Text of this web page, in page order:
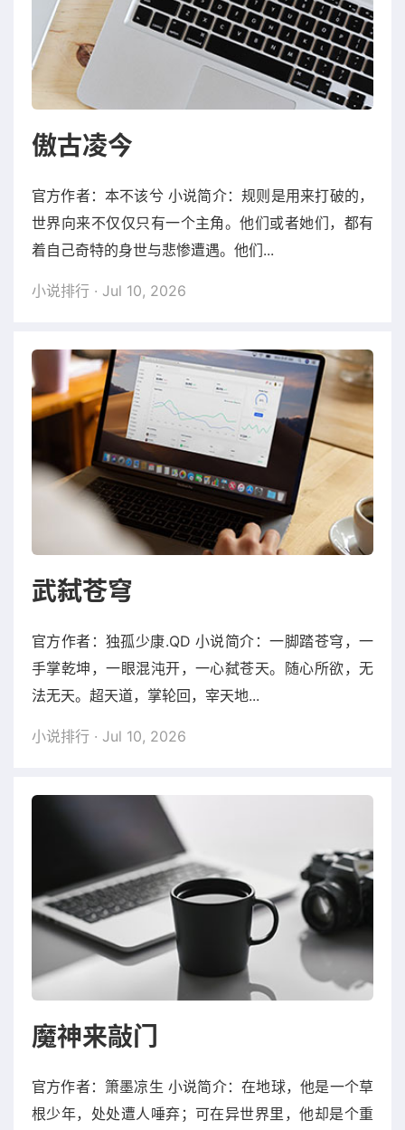
傲古凌今
官方作者：本不该兮 小说简介：规则是用来打破的，
世界向来不仅仅只有一个主角。他们或者她们，都有
着自己奇特的身世与悲惨遭遇。他们...
小说排行 · Jul 10, 2026
武弑苍穹
官方作者：独孤少康.QD 小说简介：一脚踏苍穹，一
手掌乾坤，一眼混沌开，一心弑苍天。随心所欲，无
法无天。超天道，掌轮回，宰天地...
小说排行 · Jul 10, 2026
魔神来敲门
官方作者：箫墨凉生 小说简介：在地球，他是一个草
根少年，处处遭人唾弃；可在异世界里，他却是个重